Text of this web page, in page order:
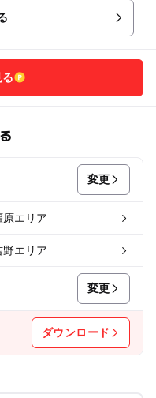
変更
原エリア
野エリア
変更
ダウンロード